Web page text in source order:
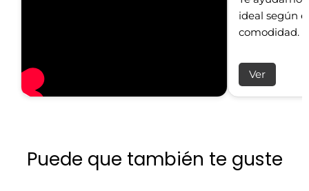
ideal según
comodidad.
Ver
Puede que también te guste